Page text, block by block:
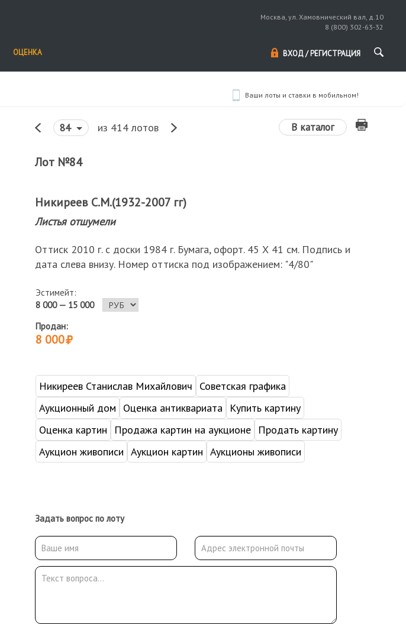
Москва, ул. Хамовнический вал, д.10
8 (800) 302-63-32
ОЦЕНКА ВХОД / РЕГИСТРАЦИЯ
Ваши лоты и ставки в мобильном!
84 из 414 лотов В каталог
Лот №84
Никиреев С.М.(1932-2007 гг)
Листья отшумели
Оттиск 2010 г. с доски 1984 г. Бумага, офорт. 45 Х 41 см. Подпись и
дата слева внизу. Номер оттиска под изображением: "4/80"
Эстимейт:
8 000 — 15 000
Продан:
8 000
Никиреев Станислав Михайлович
Советская графика
Аукционный дом
Оценка антиквариата
Купить картину
Оценка картин
Продажа картин на аукционе
Продать картину
Аукцион живописи Аукцион картин Аукционы живописи
Задать вопрос по лоту